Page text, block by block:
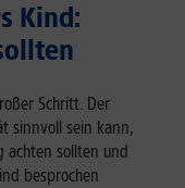
Kind:
Schritt. Der
sinnvoll sein kann,
achten sollten und
besprochen